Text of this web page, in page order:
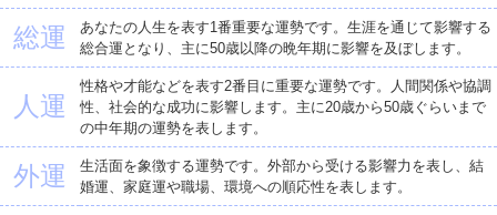
総運
あなたの人生を表す1番重要な運勢です。生涯を通じて影響する
総合運となり、主に50歳以降の晩年期に影響を及ぼします。
人運
性格や才能などを表す2番目に重要な運勢です。人間関係や協調
性、社会的な成功に影響します。主に20歳から50歳ぐらいまで
の中年期の運勢を表します。
外運
生活面を象徴する運勢です。外部から受ける影響力を表し、結
婚運、家庭運や職場、環境への順応性を表します。